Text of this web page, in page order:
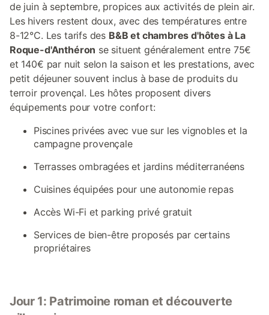
de juin à septembre, propices aux activités de plein air.
Les hivers restent doux, avec des températures entre
8-12°C. Les tarifs des B&B et chambres d'hôtes à La
Roque-d'Anthéron se situent généralement entre 75€
et 140€ par nuit selon la saison et les prestations, avec
petit déjeuner souvent inclus à base de produits du
terroir provençal. Les hôtes proposent divers
équipements pour votre confort:
Piscines privées avec vue sur les vignobles et la
campagne provençale
Terrasses ombragées et jardins méditerranéens
Cuisines équipées pour une autonomie repas
Accès Wi-Fi et parking privé gratuit
Services de bien-être proposés par certains
propriétaires
Jour 1: Patrimoine roman et découverte